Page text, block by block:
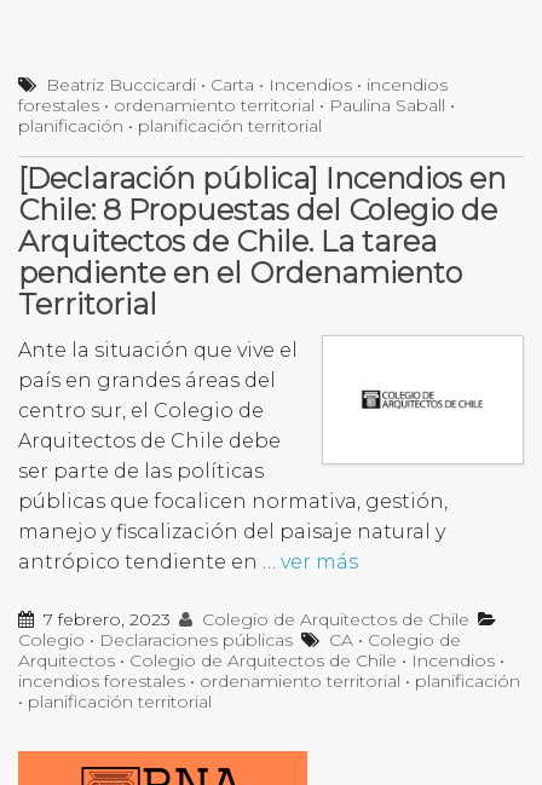
Beatriz Buccicardi • Carta • Incendios • incendios
forestales • ordenamiento territorial • Paulina Saball •
planificación • planificación territorial
[Declaración pública] Incendios en
Chile: 8 Propuestas del Colegio de
Arquitectos de Chile. La tarea
pendiente en el Ordenamiento
Territorial
Ante la situación que vive el
país en grandes áreas del
centro sur, el Colegio de
Arquitectos de Chile debe
ser parte de las políticas
públicas que focalicen normativa, gestión,
manejo y fiscalización del paisaje natural y
antrópico tendiente en … ver más
7 febrero, 2023
Colegio de Arquitectos de Chile
Colegio • Declaraciones públicas CA • Colegio de
Arquitectos • Colegio de Arquitectos de Chile • Incendios •
incendios forestales • ordenamiento territorial • planificación
• planificación territorial